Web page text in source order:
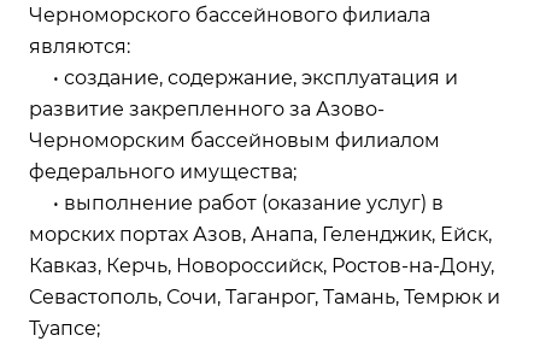
Черноморского бассейнового филиала
являются:
• создание, содержание, эксплуатация и
развитие закрепленного за Азово-
Черноморским бассейновым филиалом
федерального имущества;
• выполнение работ (оказание услуг) в
морских портах Азов, Анапа, Геленджик, Ейск,
Кавказ, Керчь, Новороссийск, Ростов-на-Дону,
Севастополь, Сочи, Таганрог, Тамань, Темрюк и
Туапсе;